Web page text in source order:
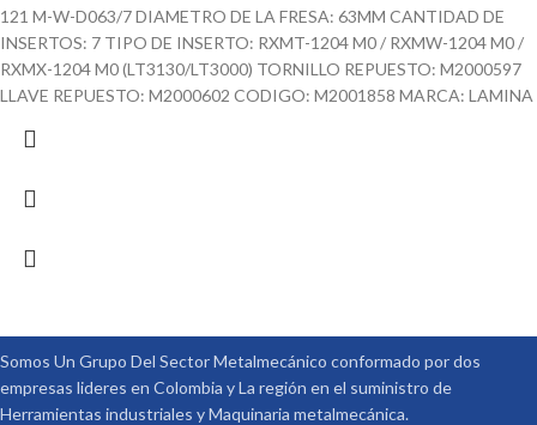
121 M-W-D063/7 DIAMETRO DE LA FRESA: 63MM CANTIDAD DE
INSERTOS: 7 TIPO DE INSERTO: RXMT-1204 M0 / RXMW-1204 M0 /
RXMX-1204 M0 (LT3130/LT3000) TORNILLO REPUESTO: M2000597
LLAVE REPUESTO: M2000602 CODIGO: M2001858 MARCA: LAMINA
Somos Un Grupo Del Sector Metalmecánico conformado por dos
empresas lideres en Colombia y La región en el suministro de
Herramientas industriales y Maquinaria metalmecánica.